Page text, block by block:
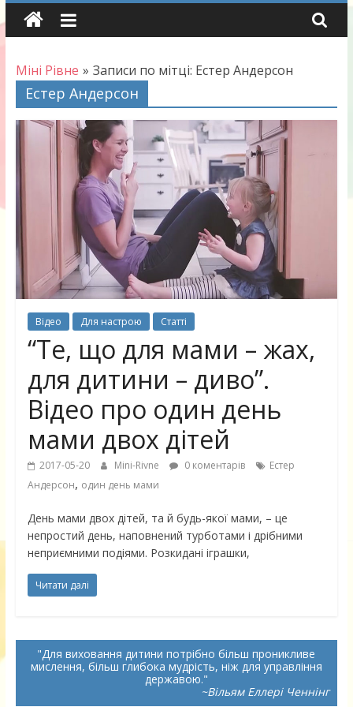
Skip
Міні Рівне » Записи по мітці: Естер Андерсон
Естер Андерсон
Відео Для настрою Статті
“Те, що для мами – жах,
для дитини – диво”.
Відео про один день
мами двох дітей
2017-05-20 Mini-Rivne 0 коментарів
Естер
Андерсон, один день мами
День мами двох дітей, та й будь-якої мами, – це
непростий день, наповнений турботами і дрібними
неприємними подіями. Розкидані іграшки,
Читати далі
Для виховання дитини потрібно більш проникливе
мислення, більш глибока мудрість, ніж для управління
державою.
~Вільям Еллері Ченнінг